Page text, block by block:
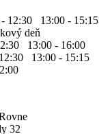
- 12:30 13:00 - 15:15
deň
13:00 - 16:00
13:00 - 15:15
32